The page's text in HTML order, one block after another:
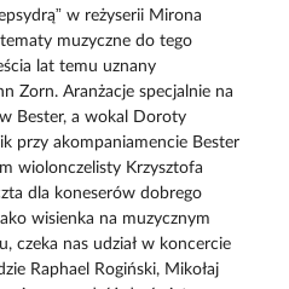
w reżyserii Mirona
muzyczne do tego
lat temu uznany
Zorn. Aranżacje specjalnie na
Bester, a wokal Doroty
przy akompaniamencie Bester
wiolonczelisty Krzysztofa
dla koneserów dobrego
wisienka na muzycznym
czeka nas udział w koncercie
Raphael Rogiński, Mikołaj